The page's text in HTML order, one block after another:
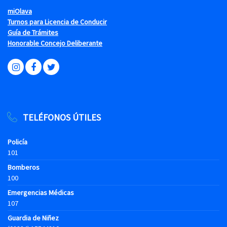
miOlava
Turnos para Licencia de Conducir
Guía de Trámites
Honorable Concejo Deliberante
TELÉFONOS ÚTILES
Policía
101
Bomberos
100
Emergencias Médicas
107
Guardia de Niñez